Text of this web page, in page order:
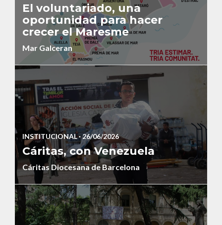
El voluntariado, una
oportunidad para hacer
crecer el Maresme
Mar Galceran
INSTITUCIONAL· 26/06/2026
Cáritas, con Venezuela
Cáritas Diocesana de Barcelona